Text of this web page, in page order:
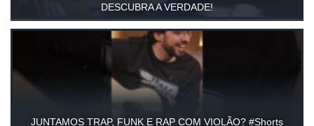
DESCUBRA A VERDADE!
JUNTAMOS TRAP, FUNK E RAP COM VIOLÃO? #Shorts